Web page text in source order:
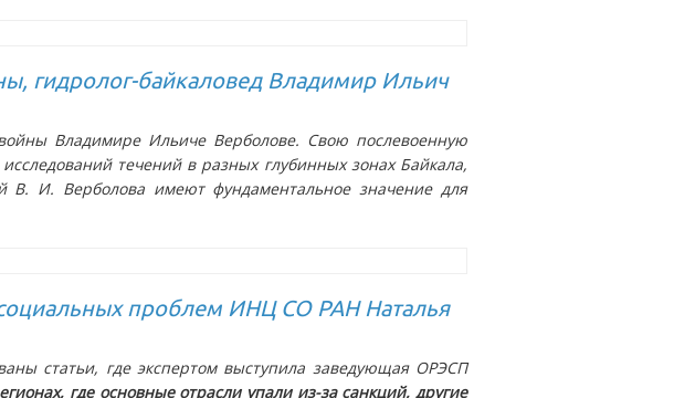
гидролог-байкаловед Владимир Ильич
Владимире Ильиче Верболове. Свою послевоенную
течений в разных глубинных зонах Байкала,
В. И. Верболова имеют фундаментальное значение для
проблем ИНЦ СО РАН Наталья
статьи, где экспертом выступила заведующая ОРЭСП
где основные отрасли упали из-за санкций, другие